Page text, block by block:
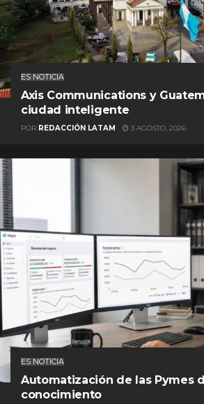
ES NOTICIA
Axis Communications y
ciudad inteligente
POR REDACCIÓN LATAM 3 AGOSTO, 2026
ES NOTICIA
Automatización de las Pymes
conocimiento